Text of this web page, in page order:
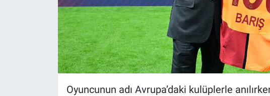
Oyuncunun adı Avrupa’daki kulüplerle
Canlı Yayın